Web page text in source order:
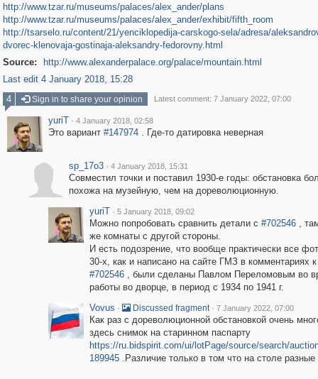
http://www.tzar.ru/museums/palaces/alex_ander/plans
http://www.tzar.ru/museums/palaces/alex_ander/exhibit/fifth_room
http://tsarselo.ru/content/21/yenciklopedija-carskogo-sela/adresa/
dvorec-klenovaja-gostinaja-aleksandry-fedorovny.html
Source:
http://www.alexanderpalace.org/palace/mountain.html
Last edit 4 January 2018, 15:28
4
Sign in to share your opinion Latest comment: 7 January 2022, 07:00
yuriT · 4 January 2018, 02:58
Это вариант #147974. Где-то датировка неверная
sp_17o3 · 4 January 2018, 15:31
Совместил точки и поставил 1930-е годы: обстановка
похожа на музейную, чем на дореволюционную.
yuriT · 5 January 2018, 09:02
Можно попробовать сравнить детали с #702546,
же комнаты с другой стороны.
И есть подозрение, что вообще практически все
30-х, как и написано на сайте ГМЗ в комментариях к
#702546, были сделаны Павлом Переломовым во
работы во дворце, в период с 1934 по 1941 г.
Vovus · Discussed fragment · 7 January 2022, 07:00
Как раз с дореволюционной обстановкой очень
здесь снимок на старинном паспарту
https://ru.bidspirit.com/ui/lotPage/source/search/
189945.Различие только в том что на столе разные